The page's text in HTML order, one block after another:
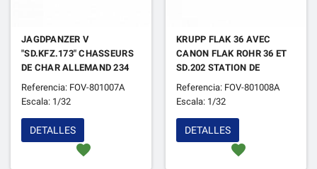
JAGDPANZER V
"SD.KFZ.173" CHASSEURS
DE CHAR ALLEMAND 234
"JAGDPANTHER - 3EME
COMPAGNIE " NORMANDIE
Referencia: FOV-801007A
Escala: 1/32
favorite
DETALLES
KRUPP FLAK 36 AVEC
CANON FLAK ROHR 36 ET
SD.202 STATION DE
REMORQUAGE "ARMEE
ALLEMANDE"
Referencia: FOV-801008A
Escala: 1/32
favorite
DETALLES